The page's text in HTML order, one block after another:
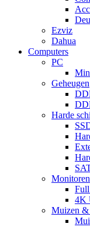
Ezviz
Dahua
Computers
PC
Geheugen
Harde
Monitoren
4K
Muizen &